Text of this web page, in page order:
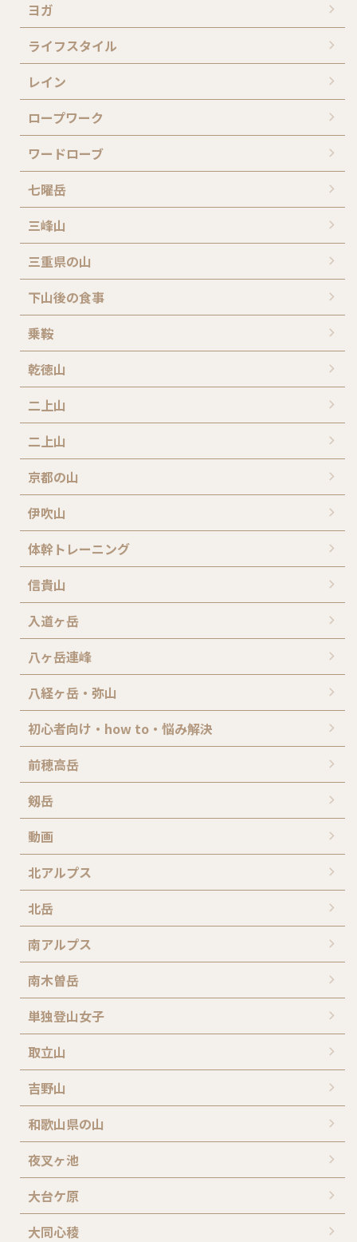
ヨガ
ライフスタイル
レイン
ロープワーク
ワードローブ
七曜岳
三峰山
三重県の山
下山後の食事
乗鞍
乾徳山
二上山
二上山
京都の山
伊吹山
体幹トレーニング
信貴山
入道ヶ岳
八ヶ岳連峰
八経ヶ岳・弥山
初心者向け・how to・悩み解決
前穂高岳
剱岳
動画
北アルプス
北岳
南アルプス
南木曽岳
単独登山女子
取立山
吉野山
和歌山県の山
夜叉ヶ池
大台ケ原
大同心稜